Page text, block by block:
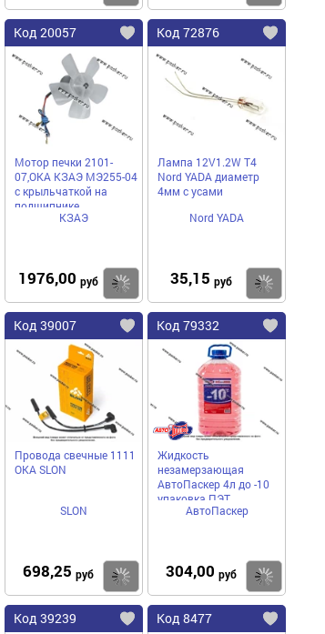
Код 20057
Мотор печки 2101-
07,ОКА КЗАЭ МЭ255-04
с крыльчаткой на
подшипнике
КЗАЭ
1976,00 руб Купить
Код 72876
Лампа 12V1.2W Т4
Nord YADA диаметр
4мм с усами
Nord YADA
35,15 руб
Код 39007
Провода свечные 1111
ОКА SLON
SLON
698,25 руб Купить
Код 79332
Жидкость
незамерзающая
АвтоПаскер 4л до -10
упаковка ПЭТ
АвтоПаскер
304,00 руб
Код 39239 Код 8477